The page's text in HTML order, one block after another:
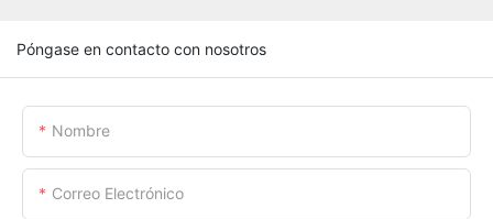
Póngase en contacto con nosotros
Nombre
Correo Electrónico